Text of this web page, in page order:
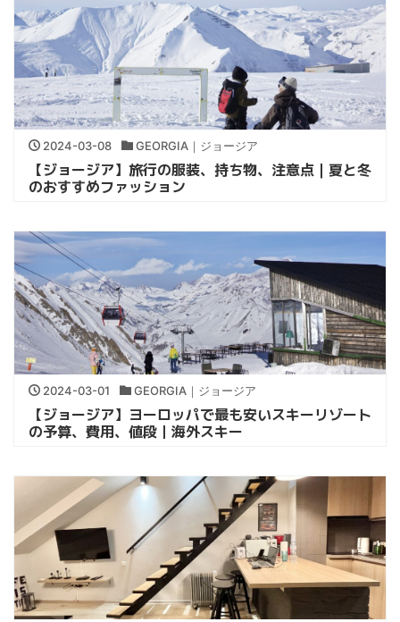
2024-03-08 GEORGIA｜ジョージア
【ジョージア】旅行の服装、持ち物、注意点｜夏と冬
のおすすめファッション
2024-03-01 GEORGIA｜ジョージア
【ジョージア】ヨーロッパで最も安いスキーリゾート
の予算、費用、値段｜海外スキー